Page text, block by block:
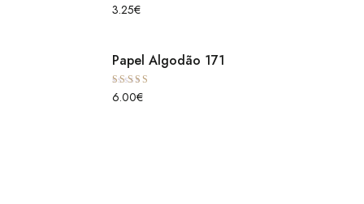
Avaliação
5.00de 5
3.25€
Papel Algodão 171
Avaliação
5.00 de 5
6.00€